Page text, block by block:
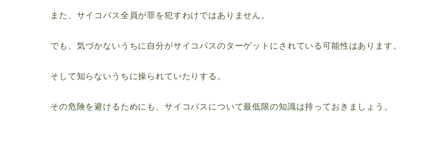
また、サイコパス全員が罪を犯すわけではありません。
でも、気づかないうちに自分がサイコパスのターゲットにされている可能性はあります。
そして知らないうちに操られていたりする。
その危険を避けるためにも、サイコパスについて最低限の知識は持っておきましょう。